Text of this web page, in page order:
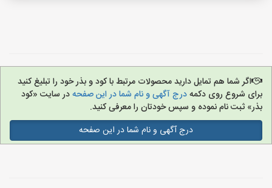
اگر شما هم تمایل دارید محصولات مرتبط با کود و بذر خود را تبلیغ کنید
برای شروع روی دکمهدرج آگهی و نام شما در این صفحهدر سایت «کود
بذر» ثبت نام نموده و سپس خودتان را معرفی کنید.
درج آگهی و نام شما در این صفحه